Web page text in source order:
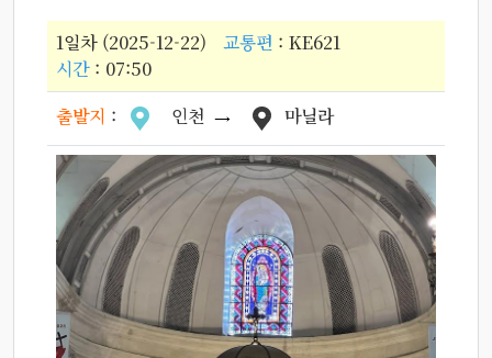
1일차 (2025-12-22) 교통편 : KE621
시간: 07:50
출발지 : 인천 마닐라